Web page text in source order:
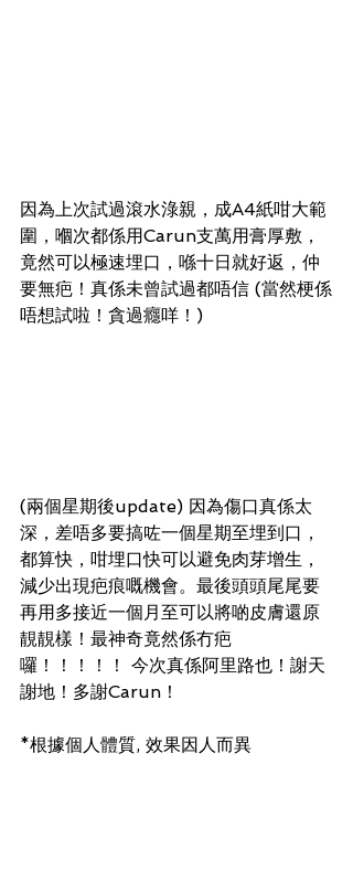
因為上次試過滾水淥親，成A4紙咁大範
圍，嗰次都係用Carun支萬用膏厚敷，
竟然可以極速埋口，喺十日就好返，仲
要無疤！真係未曾試過都唔信 (當然梗係
唔想試啦！貪過癮咩！)
(兩個星期後update) 因為傷口真係太
深，差唔多要搞咗一個星期至埋到口，
都算快，咁埋口快可以避免肉芽增生，
減少出現疤痕嘅機會。最後頭頭尾尾要
再用多接近一個月至可以將啲皮膚還原
靚靚樣！最神奇竟然係冇疤
囉！！！！！ 今次真係阿里路也！謝天
謝地！多謝Carun！
*根據個人體質, 效果因人而異